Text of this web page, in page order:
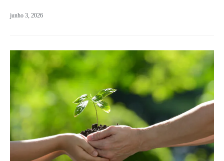
junho 3, 2026